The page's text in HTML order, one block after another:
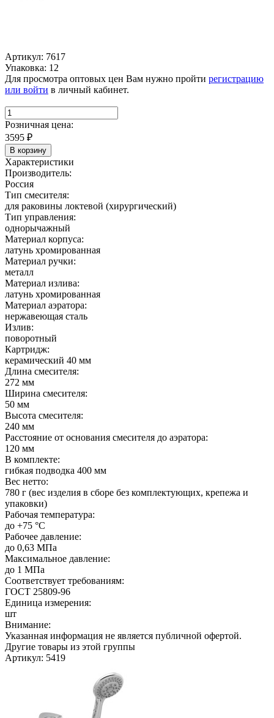
Артикул: 7617
Упаковка: 12
Для просмотра оптовых цен Вам нужно пройти регистрацию
или войти в личный кабинет.
Розничная цена:
3595 ₽
В корзину
Характеристики
Производитель:
Россия
Тип смесителя:
для раковины локтевой (хирургический)
Тип управления:
однорычажный
Материал корпуса:
латунь хромированная
Материал ручки:
металл
Материал излива:
латунь хромированная
Материал аэратора:
нержавеющая сталь
Излив:
поворотный
Картридж:
керамический 40 мм
Длина смесителя:
272 мм
Ширина смесителя:
50 мм
Высота смесителя:
240 мм
Расстояние от основания смесителя до аэратора:
120 мм
В комплекте:
гибкая подводка 400 мм
Вес нетто:
780 г (вес изделия в сборе без комплектующих, крепежа и
упаковки)
Рабочая температура:
до +75 °C
Рабочее давление:
до 0,63 МПа
Максимальное давление:
до 1 МПа
Соответствует требованиям:
ГОСТ 25809-96
Единица измерения:
шт
Внимание:
Указанная информация не является публичной офертой.
Другие товары из этой группы
Артикул: 5419